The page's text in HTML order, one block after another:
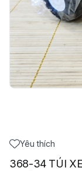
Yêu thích
368-34 TÚI